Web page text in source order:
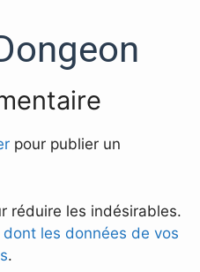
pour publier un
réduire les indésirables.
les données de vos
.